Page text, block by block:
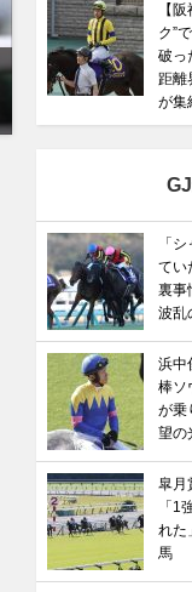
【有馬記念】
るべき“隠れ穴馬
【
ク”
破っ
距離
が集
「
てい
裏事
波乱
浜中
棒ソ
が乗
望の
皐月
「1
れた
馬